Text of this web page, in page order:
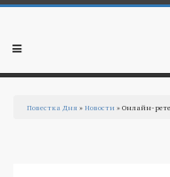
Перейти к основному
Мобильное
Повестка Дня »Новости » Онлайн-